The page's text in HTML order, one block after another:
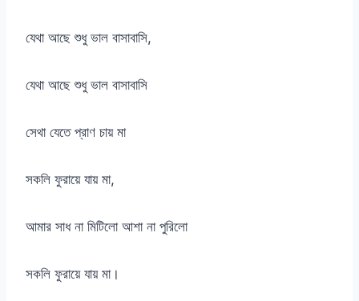
যেথা আছে শুধু ভাল বাসাবাসি,
যেথা আছে শুধু ভাল বাসাবাসি
সেথা যেতে প্রাণ চায় মা
সকলি ফুরায়ে যায় মা,
আমার সাধ না মিটিলো আশা না পুরিলো
সকলি ফুরায়ে যায় মা।